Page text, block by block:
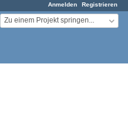
Anmelden Registrieren
Zu einem Projekt springen...